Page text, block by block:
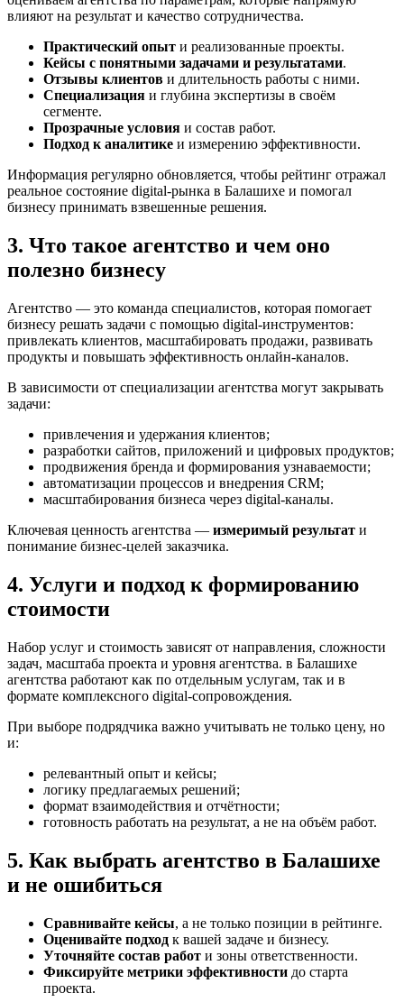
влияют на результат и качество сотрудничества.
Практический опыт и реализованные проекты.
Кейсы с понятными задачами и результатами.
Отзывы клиентов и длительность работы с ними.
Специализация и глубина экспертизы в своём
сегменте.
Прозрачные условия и состав работ.
Подход к аналитике и измерению эффективности.
Информация регулярно обновляется, чтобы рейтинг отражал
реальное состояние digital-рынка в Балашихе и помогал
бизнесу принимать взвешенные решения.
3. Что такое агентство и чем оно
полезно бизнесу
Агентство — это команда специалистов, которая помогает
бизнесу решать задачи с помощью digital-инструментов:
привлекать клиентов, масштабировать продажи, развивать
продукты и повышать эффективность онлайн-каналов.
В зависимости от специализации агентства могут закрывать
задачи:
привлечения и удержания клиентов;
разработки сайтов, приложений и цифровых продуктов;
продвижения бренда и формирования узнаваемости;
автоматизации процессов и внедрения CRM;
масштабирования бизнеса через digital-каналы.
Ключевая ценность агентства — измеримый результат и
понимание бизнес-целей заказчика.
4. Услуги и подход к формированию
стоимости
Набор услуг и стоимость зависят от направления, сложности
задач, масштаба проекта и уровня агентства. в Балашихе
агентства работают как по отдельным услугам, так и в
формате комплексного digital-сопровождения.
При выборе подрядчика важно учитывать не только цену, но
и:
релевантный опыт и кейсы;
логику предлагаемых решений;
формат взаимодействия и отчётности;
готовность работать на результат, а не на объём работ.
5. Как выбрать агентство в Балашихе
и не ошибиться
Сравнивайте кейсы, а не только позиции в рейтинге.
Оценивайте подход к вашей задаче и бизнесу.
Уточняйте состав работ и зоны ответственности.
Фиксируйте метрики эффективности до старта
проекта.